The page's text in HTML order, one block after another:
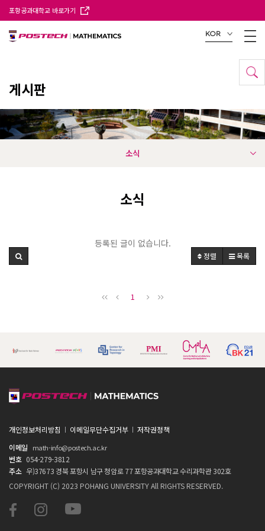
포항공과대학교 바로가기
KOR
게시판
소식
소식
등록된 글이 없습니다.
정렬 목록
1
개인정보처리방침 이메일무단수집거부
저작권정책
이메일
math-info@postech.ac.kr
번호 054-279-3812
주소 우)37673 경북 포항시 남구 청암로 77 포항공과대학교 수리과학관 302호
COPYRIGHT (C) 2023 POHANG UNIVERSITY All RIGHTS RESERVED.